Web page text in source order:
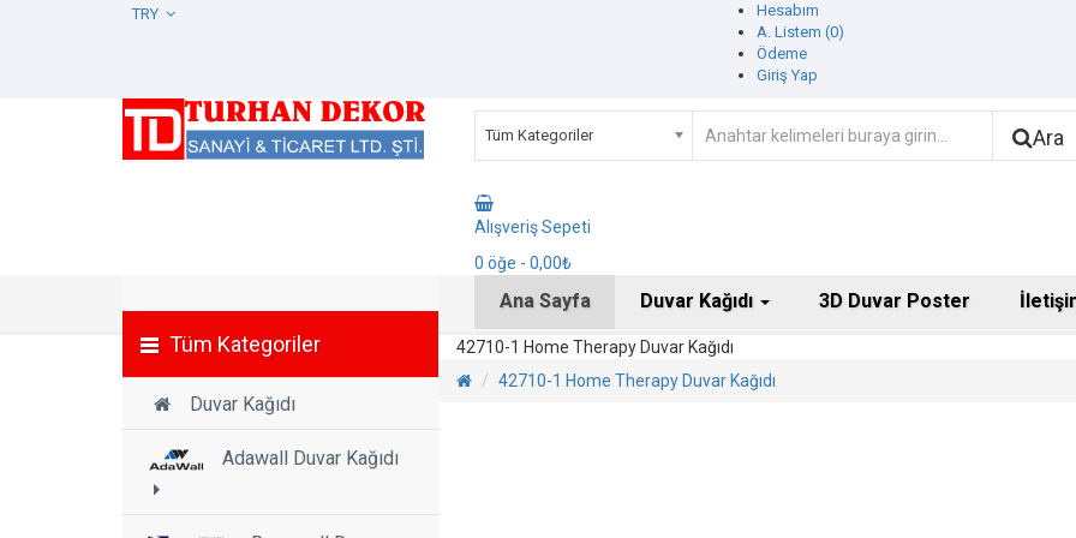
Hesabım
A. Listem (0)
Ödeme
Giriş Yap
Tüm Kategoriler Ara
Alışveriş Sepeti
0 öğe - 0,00₺
Tüm Kategoriler
Duvar Kağıdı
Adawall Duvar Kağıdı
Ana Sayfa Duvar Kağıdı 3D Duvar Poster
42710-1 Home Therapy Duvar Kağıdı
42710-1 Home Therapy Duvar Kağıdı